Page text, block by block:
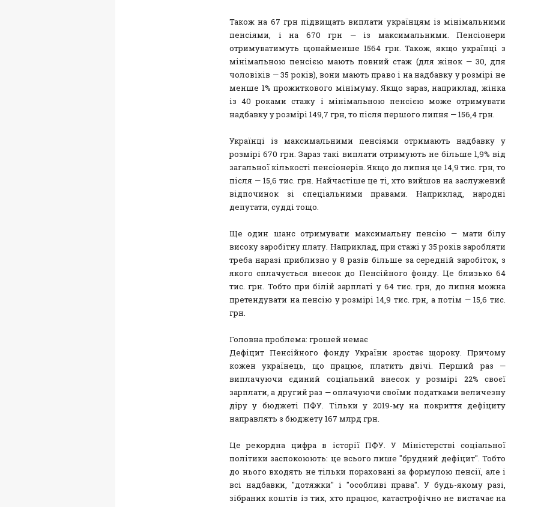
Також на 67 грн підвищать виплати українцям із мінімальними
пенсіями, і на 670 грн — із максимальними. Пенсіонери
отримуватимуть щонайменше 1564 грн. Також, якщо українці з
мінімальною пенсією мають повний стаж (для жінок — 30, для
чоловіків — 35 років), вони мають право і на надбавку у розмірі не
менше 1% прожиткового мінімуму. Якщо зараз, наприклад, жінка
із 40 роками стажу і мінімальною пенсією може отримувати
надбавку у розмірі 149,7 грн, то після першого липня — 156,4 грн.
Українці із максимальними пенсіями отримають надбавку у
розмірі 670 грн. Зараз такі виплати отримують не більше 1,9% від
загальної кількості пенсіонерів. Якщо до липня це 14,9 тис. грн, то
після — 15,6 тис. грн. Найчастіше це ті, хто вийшов на заслужений
відпочинок зі спеціальними правами. Наприклад, народні
депутати, судді тощо.
Ще один шанс отримувати максимальну пенсію — мати білу
високу заробітну плату. Наприклад, при стажі у 35 років заробляти
треба наразі приблизно у 8 разів більше за середній заробіток, з
якого сплачується внесок до Пенсійного фонду. Це близько 64
тис. грн. Тобто при білій зарплаті у 64 тис. грн, до липня можна
претендувати на пенсію у розмірі 14,9 тис. грн, а потім — 15,6 тис.
грн.
Головна проблема: грошей немає
Дефіцит Пенсійного фонду України зростає щороку. Причому
кожен українець, що працює, платить двічі. Перший раз —
виплачуючи єдиний соціальний внесок у розмірі 22% своєї
зарплати, а другий раз — оплачуючи своїми податками величезну
діру у бюджеті ПФУ. Тільки у 2019-му на покриття дефіциту
направлять з бюджету 167 млрд грн.
Це рекордна цифра в історії ПФУ. У Міністерстві соціальної
політики заспокоюють: це всього лише "брудний дефіцит". Тобто
до нього входять не тільки пораховані за формулою пенсії, але і
всі надбавки, "дотяжки" і "особливі права". У будь-якому разі,
зібраних коштів із тих, хто працює, катастрофічно не вистачає на